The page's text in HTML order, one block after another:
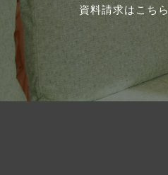
資料請求はこちら